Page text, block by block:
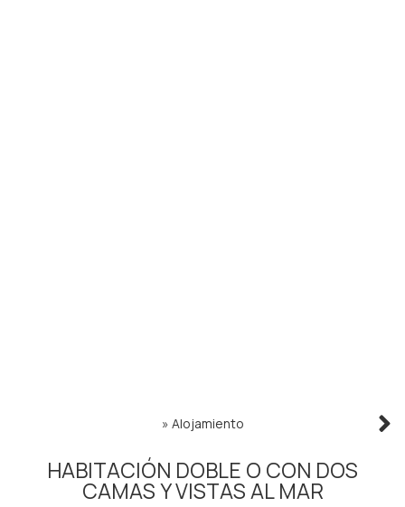
» Alojamiento
HABITACIÓN DOBLE O CON DOS
CAMAS Y VISTAS AL MAR